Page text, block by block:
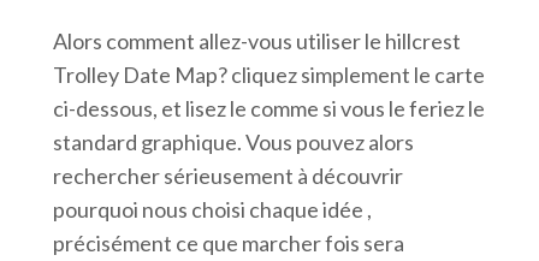
Alors comment allez-vous utiliser le hillcrest
Trolley Date Map? cliquez simplement le carte
ci-dessous, et lisez le comme si vous le feriez le
standard graphique. Vous pouvez alors
rechercher sérieusement à découvrir
pourquoi nous choisi chaque idée ,
précisément ce que marcher fois sera